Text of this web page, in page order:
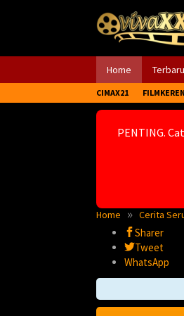
Home Terbaru
CIMAX21
PENTING.
Home Cerita
Sharer
Tweet
WhatsApp